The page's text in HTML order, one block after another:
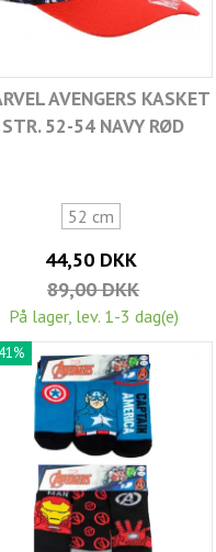
AVENGERS KASKET
STR. 52-54 NAVY RØD
52 cm
44,50 DKK
89,00 DKK
På lager, lev. 1-3 dag(e)